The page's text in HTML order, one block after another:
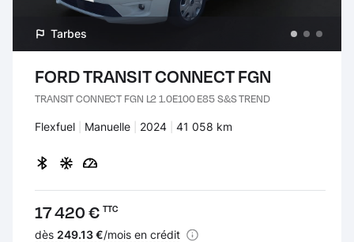
Tarbes
FORD TRANSIT CONNECT FGN
TRANSIT CONNECT FGN L2 1.0E100 E85 S&S TREND
Carburant :
Flexfuel Transmission :
Manuelle Années :
2024 Kilomètres :
41 058 km
Prix :
17 420 € TTC
Financement :
dès 249.13 €/mois en crédit